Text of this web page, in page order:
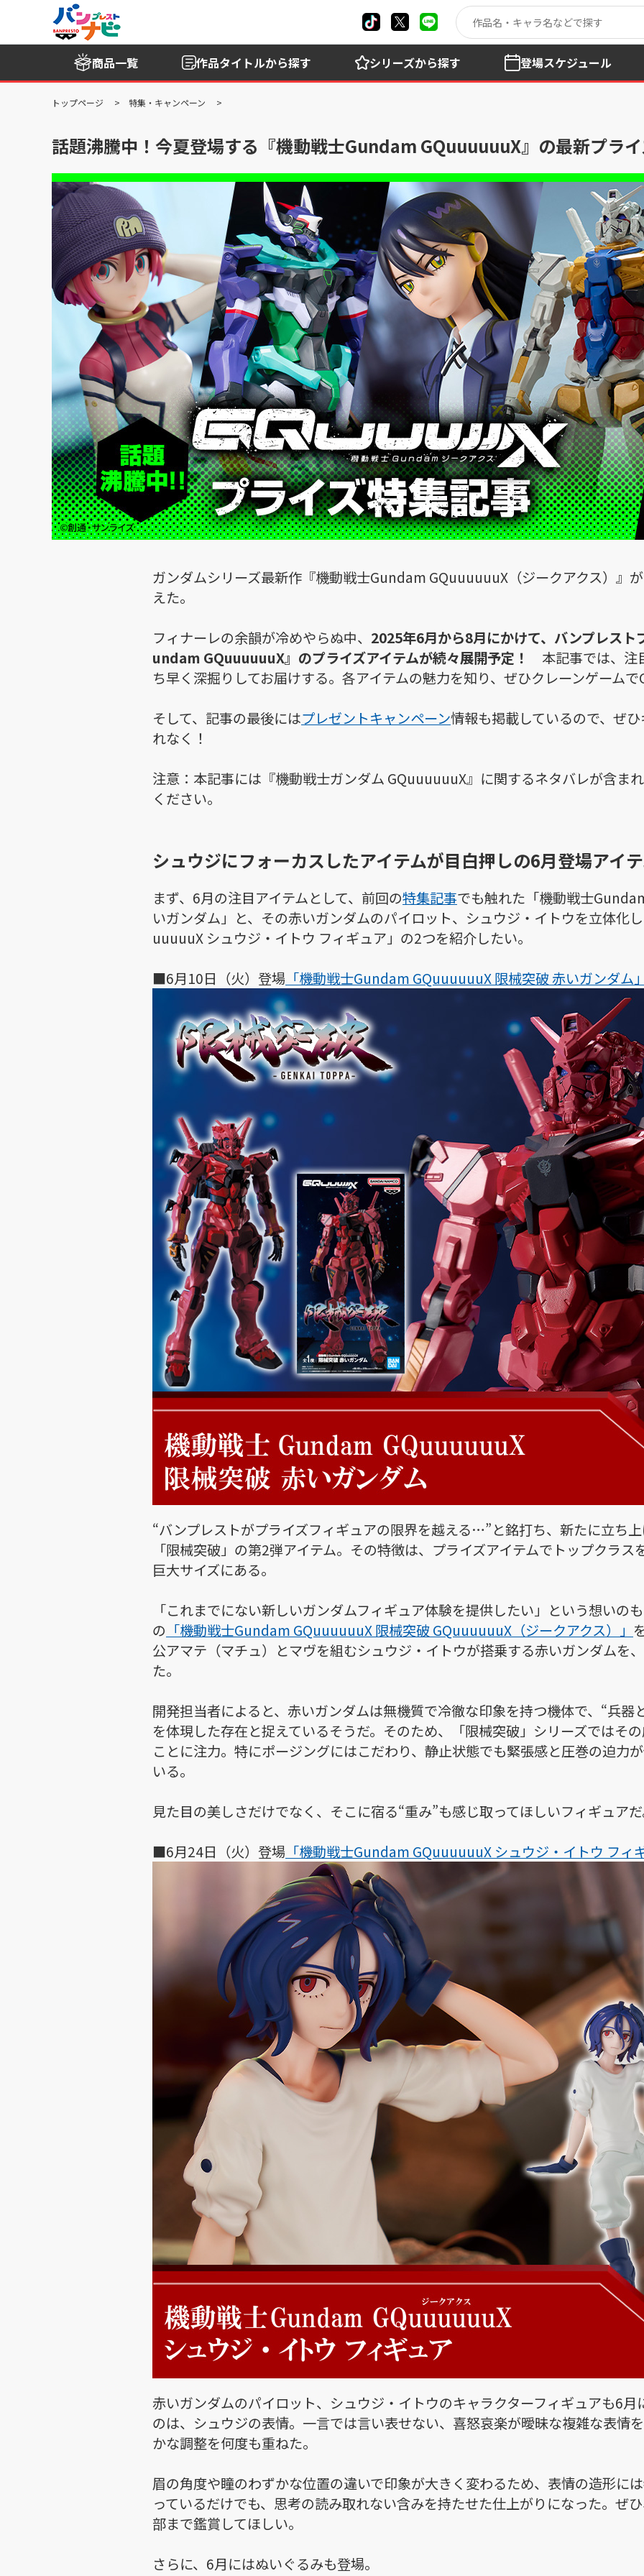
商品一覧 作品タイトルから探す シリーズから探す 登場スケジュール
トップページ 特集・キャンペーン
話題沸騰中！今夏登場する『機動戦士Gundam GQuuuuuuX』の最新プラ
ガンダムシリーズ最新作『機動戦士Gundam GQuuuuuuX（ジークアクス）』
えた。
フィナーレの余韻が冷めやらぬ中、 2025年6月から8月にかけて、バンプレスト
undam GQuuuuuuX』のプライズアイテムが続々展開予定！
本記事では、注
ち早く深掘りしてお届けする。各アイテムの魅力を知り、ぜひクレーンゲームで
そして、記事の最後にはプレゼントキャンペーン情報も掲載しているので、ぜ
れなく！
注意：本記事には『機動戦士ガンダム GQuuuuuuX』に関するネタバレが含ま
ください。
シュウジにフォーカスしたアイテムが目白押しの6月登場アイ
まず、6月の注目アイテムとして、前回の特集記事でも触れた「機動戦士
いガンダム」と、その赤いガンダムのパイロット、シュウジ・イトウを立体化
uuuuuX シュウジ・イトウ フィギュア」の2つを紹介したい。
■6月10日（火）登場 「機動戦士Gundam GQuuuuuuX 限械突破 赤いガンダム
“バンプレストがプライズフィギュアの限界を越える…”と銘打ち、新たに立ち
「限械突破」の第2弾アイテム。その特徴は、プライズアイテムでトップクラ
巨大サイズにある。
「これまでにない新しいガンダムフィギュア体験を提供したい」という想いの
の 「機動戦士Gundam GQuuuuuuX 限械突破 GQuuuuuuX（ジークアクス）」
公アマテ（マチュ）とマヴを組むシュウジ・イトウが搭乗する赤いガンダムを
た。
開発担当者によると、赤いガンダムは無機質で冷徹な印象を持つ機体で、“兵器
を体現した存在と捉えているそうだ。そのため、「限械突破」シリーズではそ
ことに注力。特にポージングにはこだわり、静止状態でも緊張感と圧巻の迫力
いる。
見た目の美しさだけでなく、そこに宿る“重み”も感じ取ってほしいフィギュア
■6月24日（火）登場 「機動戦士Gundam GQuuuuuuX シュウジ・イトウ フィ
赤いガンダムのパイロット、シュウジ・イトウのキャラクターフィギュアも6
のは、シュウジの表情。一言では言い表せない、喜怒哀楽が曖昧な複雑な表情
かな調整を何度も重ねた。
眉の角度や瞳のわずかな位置の違いで印象が大きく変わるため、表情の造形に
っているだけでも、思考の読み取れない含みを持たせた仕上がりになった。ぜ
部まで鑑賞してほしい。
さらに、6月にはぬいぐるみも登場。